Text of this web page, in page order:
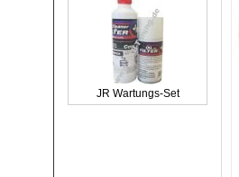
JR Wartungs-Set